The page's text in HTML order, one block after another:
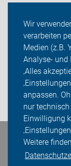
Wir
verarbeiten
Medien (z.B.
Analyse- und
‚Alles
anpassen.
nur
Einwilligung
Weitere
ADFC Werne
Sei dabei
Presse
Login
Bleiben Sie in